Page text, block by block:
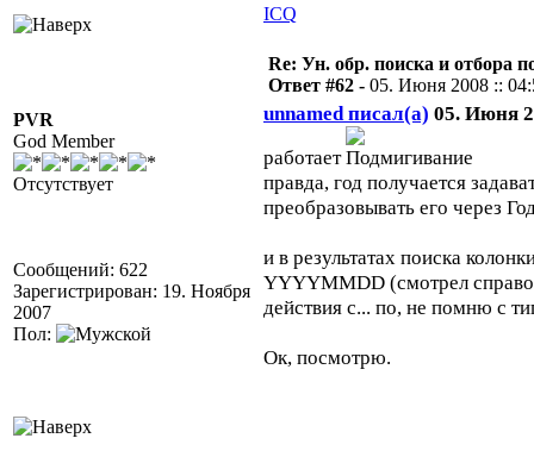
ICQ
PVR
God Member
Отсутствует
Сообщений: 622
Зарегистрирован: 19. Ноября
2007
Пол:
Re: Ун. обр. поиска и отбора
Ответ #62 - 05. Июня 2008 ::
unnamed писал(а) 05. Июня
работает
правда, год получается
преобразовывать его через
и в результатах поиска
YYYYMMDD (смотрел
действия с... по, не помню с
Ок, посмотрю.